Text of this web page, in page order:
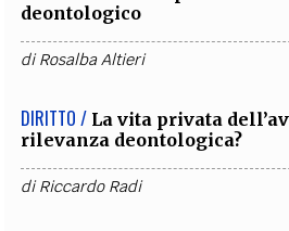
deontologico
diRosalba Altieri
DIRITTO / La vita privata
rilevanza deontologica?
diRiccardo Radi